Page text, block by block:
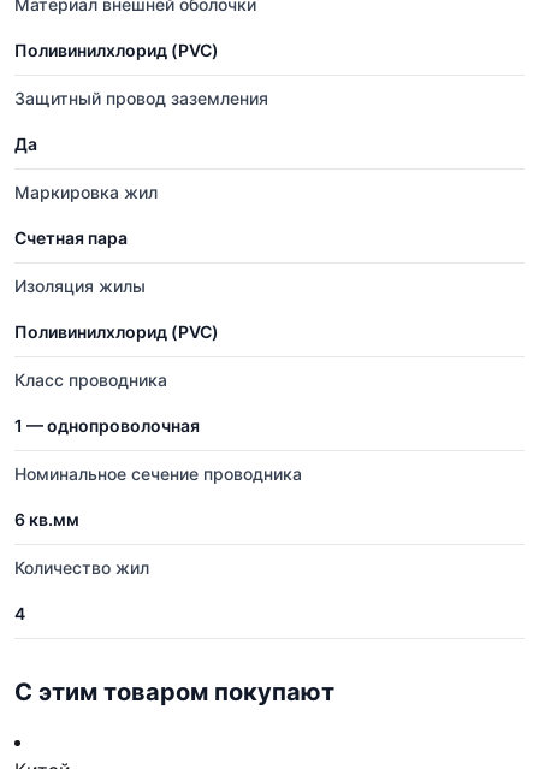
Материал внешней оболочки
Поливинилхлорид (PVC)
Защитный провод заземления
Да
Маркировка жил
Счетная пара
Изоляция жилы
Поливинилхлорид (PVC)
Класс проводника
1 — однопроволочная
Номинальное сечение проводника
6 кв.мм
Количество жил
4
С этим товаром покупают